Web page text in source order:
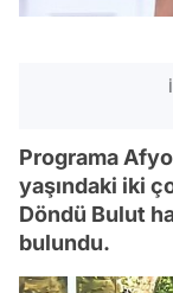
Programa
yaşındaki iki
Döndü Bulut
bulundu.